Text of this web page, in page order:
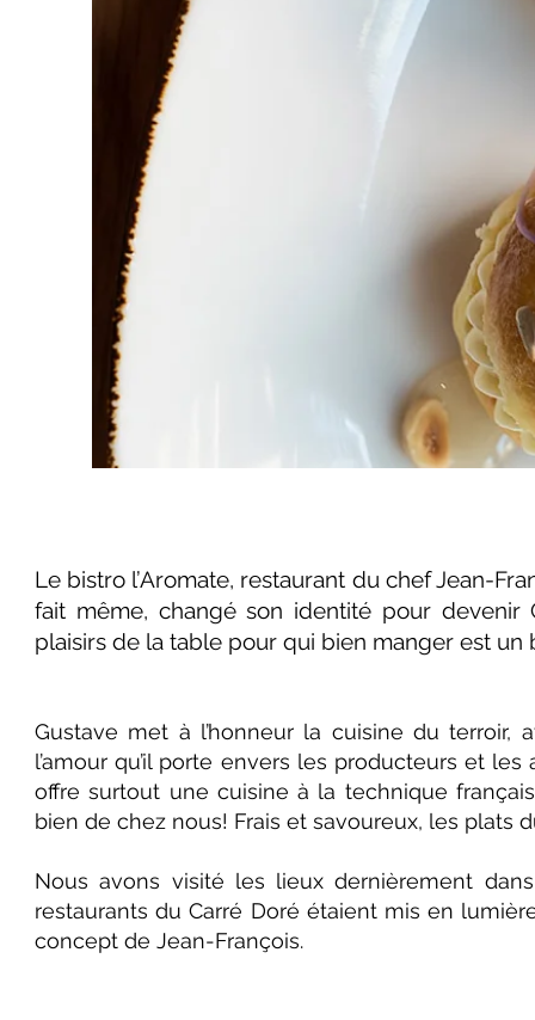
Le bistro l’Aromate, restaurant du chef Jean-
fait même, changé son identité pour
plaisirs de la table pour qui bien manger est un
Gustave met à l’honneur la cuisine du
l’amour qu’il porte envers les producteurs et les
offre surtout une cuisine à la technique
bien de chez nous! Frais et savoureux, les
Nous avons visité les lieux dernièrement
restaurants du Carré Doré étaient mis en
concept de Jean-François.